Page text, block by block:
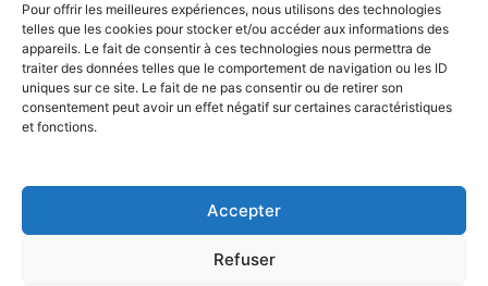
Pour offrir les meilleures expériences, nous utilisons des technologies
telles que les cookies pour stocker et/ou accéder aux informations des
appareils. Le fait de consentir à ces technologies nous permettra de
traiter des données telles que le comportement de navigation ou les ID
uniques sur ce site. Le fait de ne pas consentir ou de retirer son
consentement peut avoir un effet négatif sur certaines caractéristiques
et fonctions.
Accepter
Refuser